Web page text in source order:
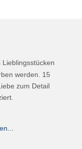
werden. 15
zum Detail